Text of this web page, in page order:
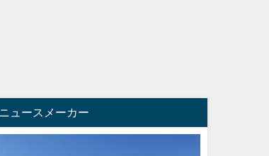
ニュースメーカー